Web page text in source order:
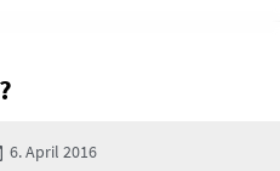
6. April 2016